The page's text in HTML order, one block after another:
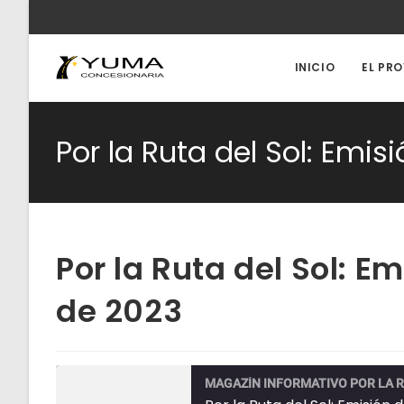
contenido
INICIO EL
Por la Ruta del Sol:
Por la Ruta del Sol:
de 2023
MAGAZÍN INFORMATIVO POR LA